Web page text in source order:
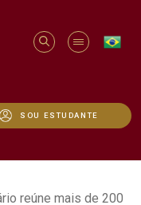
SOU ESTUDANTE
reúne mais de 200